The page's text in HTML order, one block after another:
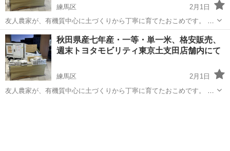
練馬区
2月1日
友人農家が、有機質中心に土づくりから丁寧に育てたおこめです。 品
種はコシヒカリ、ひとめぼれ、つぶぞろい ブレンドなその単一米で
す。 収穫後に粒の大きいものだけを厳選しています。 炊きあがりのツ
ヤとしっかりした食感が特...
東京 練馬区 その他 格安
秋田県産七年産・一等・単一米、格安販売、
週末トヨタモビリティ東京土支田店舗内にて
練馬区
2月1日
友人農家が、有機質中心に土づくりから丁寧に育てたおこめです。 品